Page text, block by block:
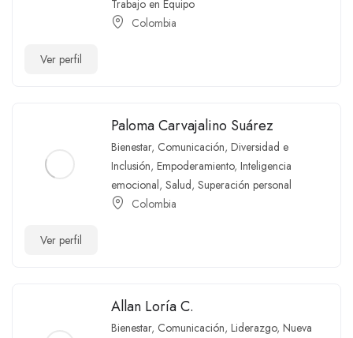
Trabajo en Equipo
Colombia
Ver perfil
Paloma Carvajalino Suárez
Bienestar, Comunicación, Diversidad e
Inclusión, Empoderamiento, Inteligencia
emocional, Salud, Superación personal
Colombia
Ver perfil
Allan Loría C.
Bienestar, Comunicación, Liderazgo, Nueva